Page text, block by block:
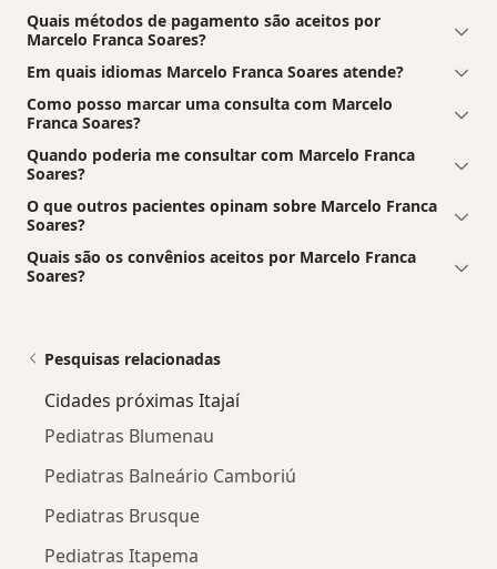
Quais métodos de pagamento são aceitos por
Marcelo Franca Soares?
Em quais idiomas Marcelo Franca Soares atende?
Como posso marcar uma consulta com Marcelo
Franca Soares?
Quando poderia me consultar com Marcelo Franca
Soares?
O que outros pacientes opinam sobre Marcelo Franca
Soares?
Quais são os convênios aceitos por Marcelo Franca
Soares?
Pesquisas relacionadas
Cidades próximas Itajaí
Pediatras Blumenau
Pediatras Balneário Camboriú
Pediatras Brusque
Pediatras Itapema